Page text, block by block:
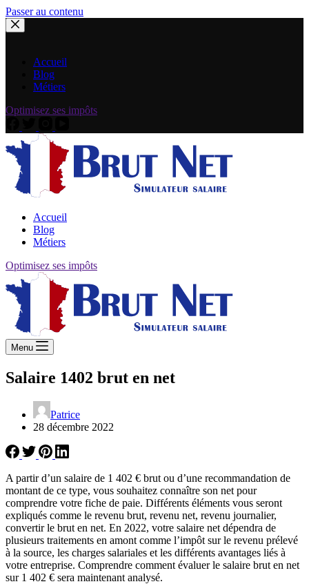
Passer au contenu
Accueil
Blog
Métiers
Optimisez ses impôts
Accueil
Blog
Métiers
Optimisez ses impôts
Menu
Salaire 1402 brut en net
Patrice
28 décembre 2022
A partir d’un salaire de 1 402 € brut ou d’une recommandation de
montant de ce type, vous souhaitez connaître son net pour
comprendre votre fiche de paie. Différents éléments vous seront
expliqués comme le revenu brut, revenu net, revenu journalier,
convertir le brut en net. En 2022, votre salaire net dépendra de
plusieurs traitements en amont comme l’impôt sur le revenu prélevé
à la source, les charges salariales et les différents avantages liés à
votre entreprise. Comprendre comment évaluer le salaire brut en net
sur 1 402 € sera maintenant analysé.